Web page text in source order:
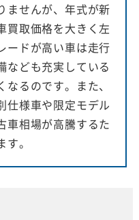
ませんが、年式が新
買取価格を大きく左
ードが高い車は走行
なども充実している
るのです。また、
仕様車や限定モデル
車相場が高騰するた
。